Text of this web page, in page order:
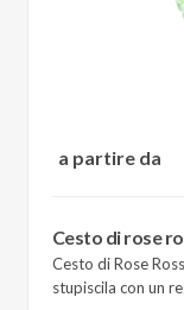
a partire da
Cesto di rose
Cesto di Rose
stupiscila con un